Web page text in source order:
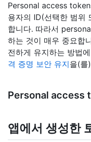
Personal access
용자의 ID(선택한 범위
합니다. 따라서
하는 것이 매우 중요합
전하게 유지하는 방법
격 증명 보안 유지을(를
Personal access
앱에서 생성한